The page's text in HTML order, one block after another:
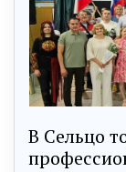
В Сельцо